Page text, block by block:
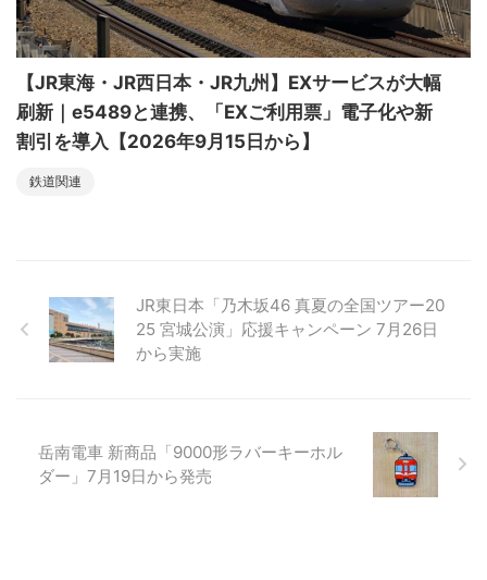
【JR東海・JR西日本・JR九州】EXサービスが大幅
刷新｜e5489と連携、「EXご利用票」電子化や新
割引を導入【2026年9月15日から】
鉄道関連
JR東日本「乃木坂46 真夏の全国ツアー20
25 宮城公演」応援キャンペーン 7月26日
から実施
岳南電車 新商品「9000形ラバーキーホル
ダー」7月19日から発売